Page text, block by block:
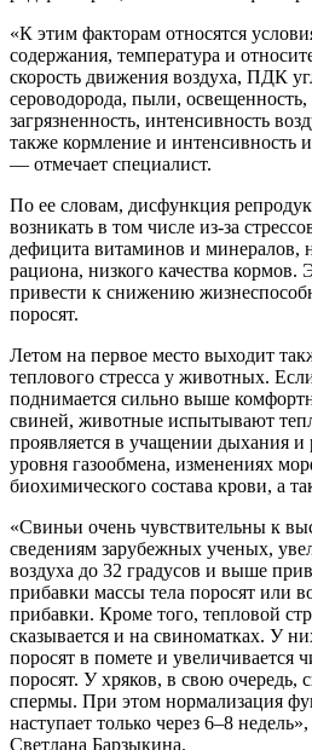
«К этим факторам относятся
содержания, температура и
скорость движения воздуха, ПДК
сероводорода, пыли,
загрязненность, интенсивность
также кормление и интенсивность
— отмечает специалист.
По ее словам, дисфункция
возникать в том числе из-за
дефицита витаминов и минералов,
рациона, низкого качества
привести к снижению
поросят.
Летом на первое место выходит
теплового стресса у животных.
поднимается сильно выше
свиней, животные испытывают
проявляется в учащении дыхания
уровня газообмена, изменениях
биохимического состава крови, а
«Свиньи очень чувствительны к
сведениям зарубежных ученых,
воздуха до 32 градусов и выше
прибавки массы тела поросят или
прибавки. Кроме того, тепловой
сказывается и на свиноматках. У
поросят в помете и увеличивается
поросят. У хряков, в свою очередь,
спермы. При этом нормализация
наступает только через 6–8
Светлана Барзыкина.